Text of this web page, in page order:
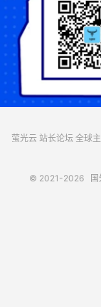
萤光云 站长论坛 全球
© 2021-2026